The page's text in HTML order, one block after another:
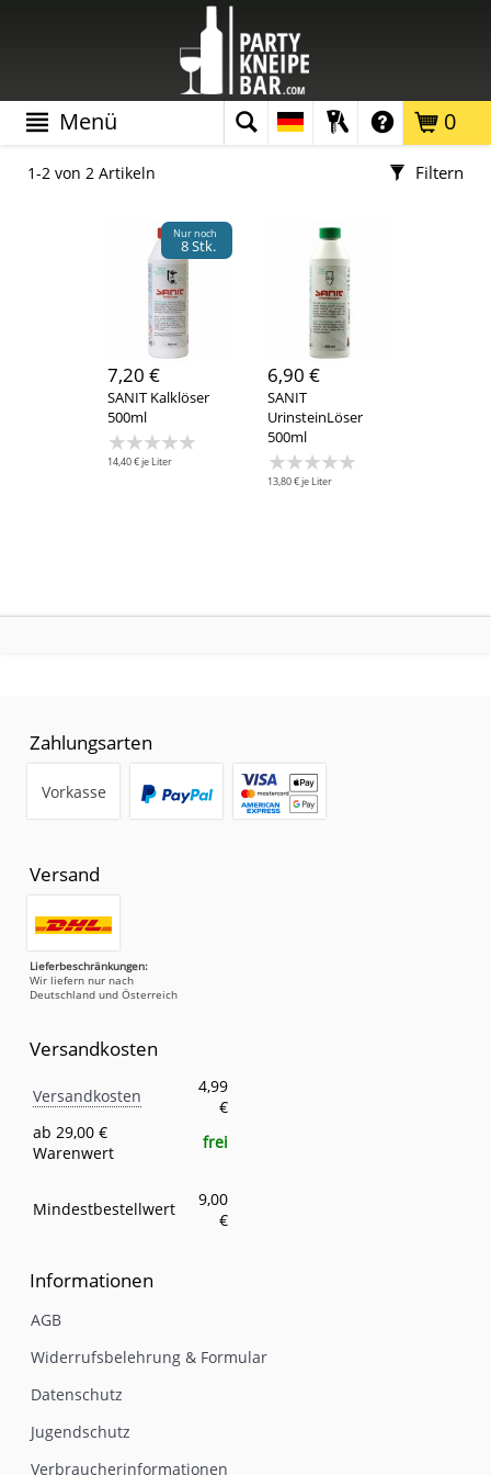
0
Menü
Filtern
1-2 von 2 Artikeln
Gastrobedarf(1)
0,00 € - 9,99 €(2)
Nur noch
8 Stk.
7,20 €
SANIT Kalklöser
500ml
★★★★★
14,40 € je Liter
6,90 €
SANIT
UrinsteinLöser
500ml
★★★★★
13,80 € je Liter
Zahlungsarten
Vorkasse
Versand
Lieferbeschränkungen:
Wir liefern nur nach
Deutschland und Österreich
Versandkosten
Eigenschaft
Versandkosten
4,99
€
ab 29,00 €
Warenwert
frei
Mindestbestellwert
9,00
€
Informationen
AGB
Widerrufsbelehrung & Formular
Datenschutz
Jugendschutz
Verbraucherinformationen